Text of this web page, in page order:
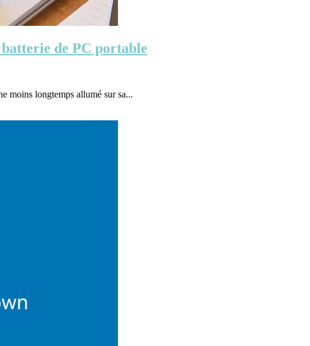
batterie de PC portable
moins longtemps allumé sur sa...